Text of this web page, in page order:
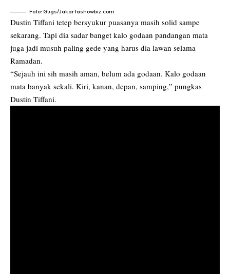
Foto: Gugs/Jakartashowbiz.com
Dustin Tiffani tetep bersyukur puasanya masih solid sampe
sekarang. Tapi dia sadar banget kalo godaan pandangan mata
juga jadi musuh paling gede yang harus dia lawan selama
Ramadan.
“Sejauh ini sih masih aman, belum ada godaan. Kalo godaan
mata banyak sekali. Kiri, kanan, depan, samping,” pungkas
Dustin Tiffani.